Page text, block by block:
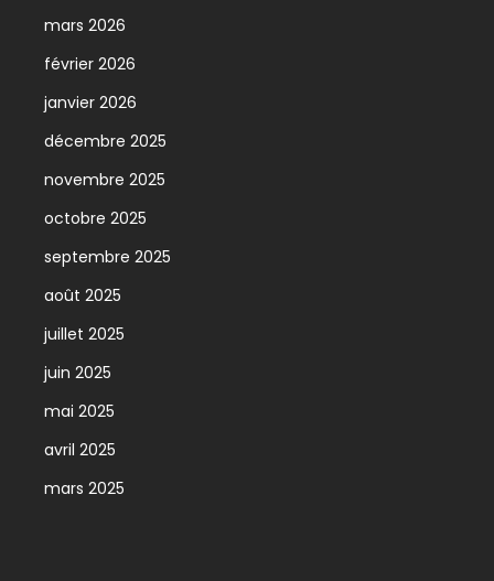
mars 2026
février 2026
janvier 2026
décembre 2025
novembre 2025
octobre 2025
septembre 2025
août 2025
juillet 2025
juin 2025
mai 2025
avril 2025
mars 2025